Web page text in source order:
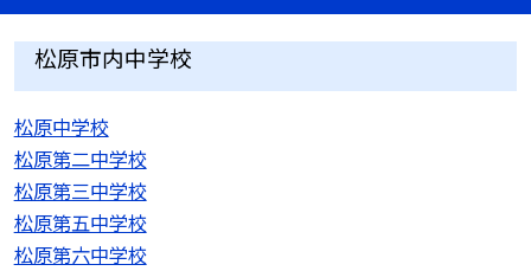
松原市内中学校
松原中学校
松原第二中学校
松原第三中学校
松原第五中学校
松原第六中学校